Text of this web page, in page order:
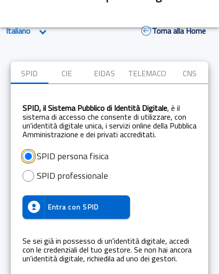
Torna alla Home
SPID CIE EIDAS TELEMACO CNS
SPID, il Sistema Pubblico di Identità Digitale, è il
sistema di accesso che consente di utilizzare, con
un'identità digitale unica, i servizi online della Pubblica
Amministrazione e dei privati accreditati.
SPID persona fisica
SPID professionale
Entra con SPID
Se sei già in possesso di un'identità digitale, accedi
con le credenziali del tuo gestore. Se non hai ancora
un'identità digitale, richiedila ad uno dei gestori.